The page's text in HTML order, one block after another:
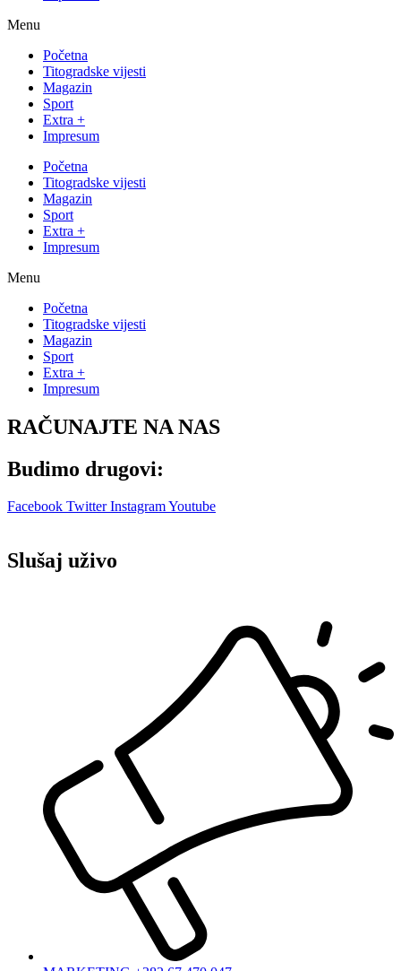
Menu
Početna
Titogradske vijesti
Magazin
Sport
Extra +
Impresum
Početna
Titogradske vijesti
Magazin
Sport
Extra +
Impresum
Menu
Početna
Titogradske vijesti
Magazin
Sport
Extra +
Impresum
RAČUNAJTE NA NAS
Budimo drugovi:
Facebook Twitter InstagramYoutube
Slušaj uživo